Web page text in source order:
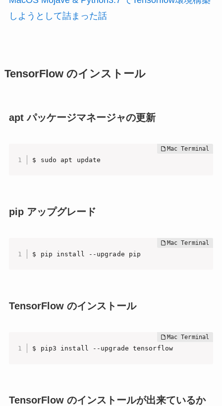
しようとして詰まった話
TensorFlow のインストール
apt パッケージマネージャの更新
$ sudo apt update
pip アップグレード
$ pip install --upgrade pip
TensorFlow のインストール
$ pip3 install --upgrade tensorflow
TensorFlow のインストールが出来ているか